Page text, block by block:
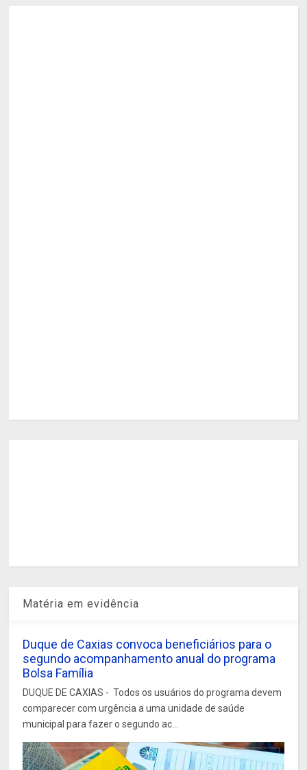
Matéria em evidência
Duque de Caxias convoca beneficiários para o
segundo acompanhamento anual do programa
Bolsa Família
DUQUE DE CAXIAS - Todos os usuários do programa devem
comparecer com urgência a uma unidade de saúde
municipal para fazer o segundo ac...